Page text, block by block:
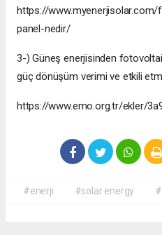
https://
panel-nedir/
3-) Güneş enerjisinden
güç dönüşüm verimi ve etkili
https://www.emo.org.tr/ekler/
#enerji #solar energy